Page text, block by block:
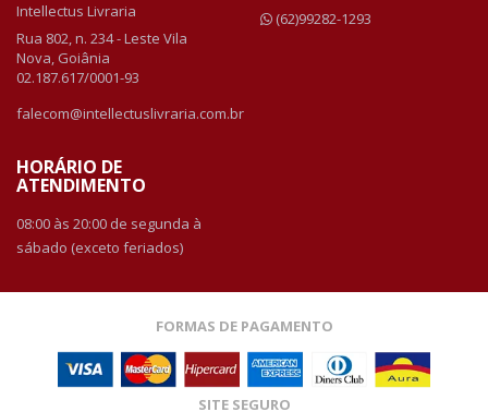
Intellectus Livraria
Rua 802, n. 234 - Leste Vila
Nova, Goiânia
02.187.617/0001-93
falecom@intellectuslivraria.com.br
HORÁRIO DE
ATENDIMENTO
08:00 às 20:00 de segunda à
sábado (exceto feriados)
(62)99282-1293
FORMAS DE PAGAMENTO
SITE SEGURO